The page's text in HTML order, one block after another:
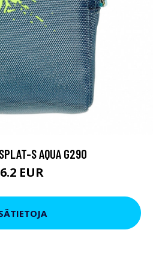
S AQUA G290
EUR